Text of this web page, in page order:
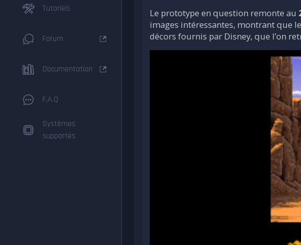
Tutoriels
Forum
Documentation
F.A.Q
Systèmes
supportés
Le prototype en question remonte au
images intéressantes, montrant que
décors fournis par Disney, que l’on